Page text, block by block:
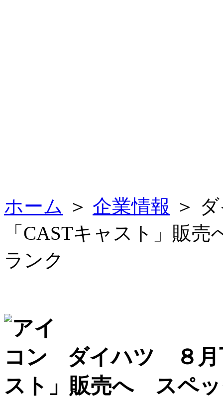
ホーム ＞ 企業情報 ＞
「CASTキャスト」販
ランク
ダイハツ ８月
スト」販売へ スペ